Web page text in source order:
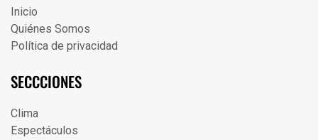
Inicio
Quiénes Somos
Política de privacidad
SECCCIONES
Clima
Espectáculos